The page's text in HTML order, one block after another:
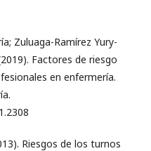
Zuluaga-Ramírez Yury-
Factores de riesgo
en enfermería.
Riesgos de los turnos